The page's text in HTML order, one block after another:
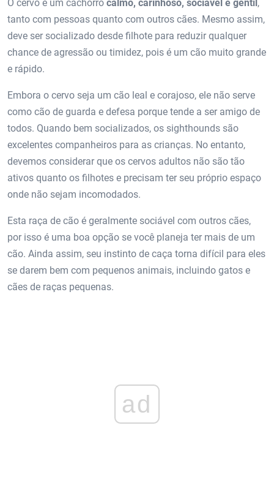
O cervo é um cachorro calmo, carinhoso, sociável e gentil ,
tanto com pessoas quanto com outros cães. Mesmo assim,
deve ser socializado desde filhote para reduzir qualquer
chance de agressão ou timidez, pois é um cão muito grande
e rápido.
Embora o cervo seja um cão leal e corajoso, ele não serve
como cão de guarda e defesa porque tende a ser amigo de
todos. Quando bem socializados, os sighthounds são
excelentes companheiros para as crianças. No entanto,
devemos considerar que os cervos adultos não são tão
ativos quanto os filhotes e precisam ter seu próprio espaço
onde não sejam incomodados.
Esta raça de cão é geralmente sociável com outros cães,
por isso é uma boa opção se você planeja ter mais de um
cão. Ainda assim, seu instinto de caça torna difícil para eles
se darem bem com pequenos animais, incluindo gatos e
cães de raças pequenas.
ad